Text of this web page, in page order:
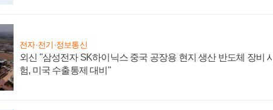
전자·전기·정보통신
외신 "삼성전자 SK하이닉스 중국 공장용 현지 생산 반도체 장비 시
험, 미국 수출통제 대비"